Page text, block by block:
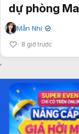
dự phòng
Mẫn Nhi ✔
8 giờ trước